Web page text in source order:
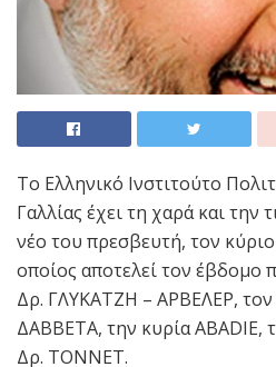
Το Ελληνικό Ινστιτούτο
Γαλλίας έχει τη χαρά και την
νέο του πρεσβευτή, τον
οποίος αποτελεί τον έβδομο
Δρ. ΓΛΥΚΑΤΖΗ – ΑΡΒΕΛΕΡ,
ΔΑΒΒΕΤΑ, την κυρία ABADIE,
Δρ. TONNET.